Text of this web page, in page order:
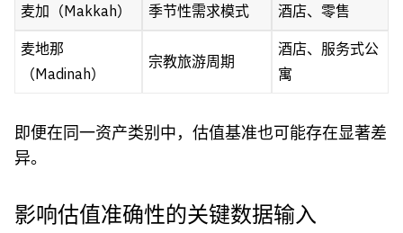
麦加（Makkah） 季节性需求模式
酒店、零售
麦地那
（Madinah）
宗教旅游周期
酒店、服务式公
寓
即便在同一资产类别中，估值基准也可能存在显著差
异。
影响估值准确性的关键数据输入